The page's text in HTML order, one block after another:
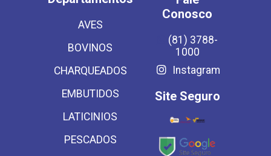
AVES
BOVINOS
CHARQUEADOS
EMBUTIDOS
LATICINIOS
PESCADOS
Conosco
(81) 3788-
1000
Instagram
Site Seguro